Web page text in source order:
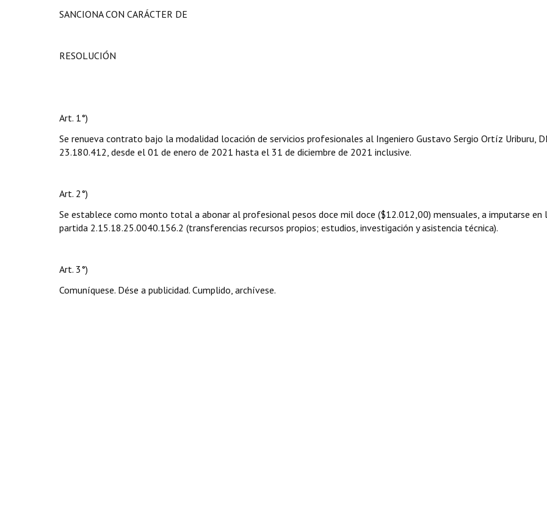
SANCIONA CON CARÁCTER DE
RESOLUCIÓN
Art. 1°)
Se renueva contrato bajo la modalidad locación de servicios profesionales al Ingeniero Gustavo Sergio Ortíz Uriburu,
23.180.412, desde el 01 de enero de 2021 hasta el 31 de diciembre de 2021 inclusive.
Art. 2°)
Se establece como monto total a abonar al profesional pesos doce mil doce ($12.012,00) mensuales, a imputarse en
partida 2.15.18.25.0040.156.2 (transferencias recursos propios; estudios, investigación y asistencia técnica).
Art. 3°)
Comuníquese. Dése a publicidad. Cumplido, archívese.